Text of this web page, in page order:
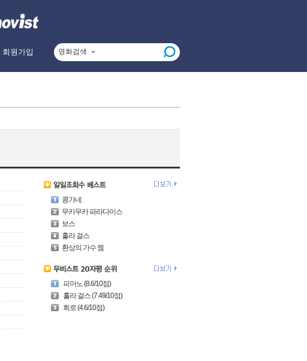
회원가입 영화검색
콩가네
무카무카 파라다이스
보스
훌라 걸스
환상의 가수 젬
피아노 (8.6/10점)
훌라 걸스 (7.49/10점)
회로 (4.6/10점)